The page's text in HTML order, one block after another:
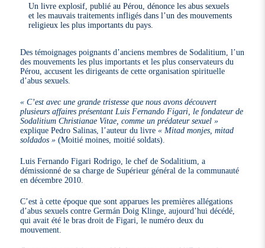
Un livre explosif, publié au Pérou, dénonce les abus sexuels
et les mauvais traitements infligés dans l’un des mouvements
religieux les plus importants du pays.
Des témoignages poignants d’anciens membres de Sodalitium, l’un
des mouvements les plus importants et les plus conservateurs du
Pérou, accusent les dirigeants de cette organisation spirituelle
d’abus sexuels.
« C’est avec une grande tristesse que nous avons découvert
plusieurs affaires présentant Luis Fernando Figari, le fondateur de
Sodalitium Christianae Vitae, comme un prédateur sexuel »
explique Pedro Salinas, l’auteur du livre« Mitad monjes, mitad
soldados » (Moitié moines, moitié soldats).
Luis Fernando Figari Rodrigo, le chef de Sodalitium, a
démissionné de sa charge de Supérieur général de la communauté
en décembre 2010.
C’est à cette époque que sont apparues les premières allégations
d’abus sexuels contre Germán Doig Klinge, aujourd’hui décédé,
qui avait été le bras droit de Figari, le numéro deux du
mouvement.